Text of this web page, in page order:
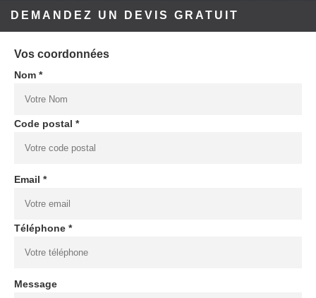
DEMANDEZ UN DEVIS GRATUIT
Vos coordonnées
Nom *
Code postal *
Email *
Téléphone *
Message